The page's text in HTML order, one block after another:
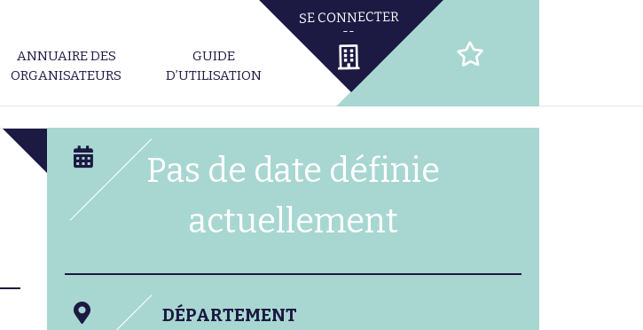
ANNUAIRE DES
ORGANISATEURS
GUIDE
D’UTILISATION
Pas de date définie
actuellement
DÉPARTEMENT